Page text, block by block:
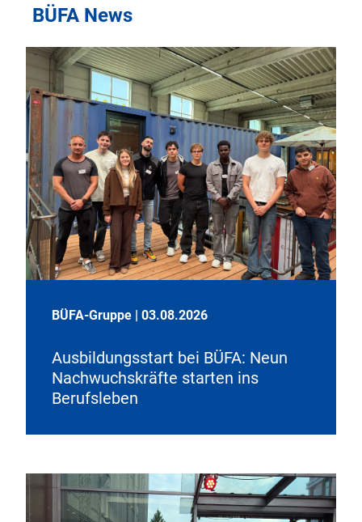
BÜFA News
BÜFA-Gruppe | 03.08.2026
Ausbildungsstart bei BÜFA: Neun
Nachwuchskräfte starten ins
Berufsleben